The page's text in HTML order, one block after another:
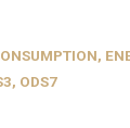
,
, ODS7